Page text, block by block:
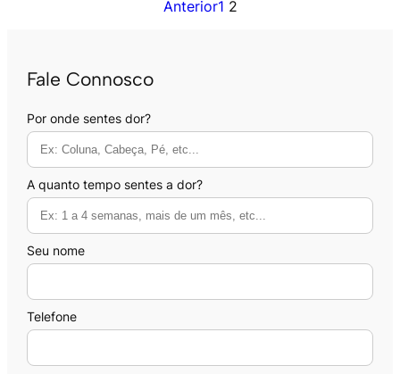
Anterior1 2
Fale Connosco
Por onde sentes dor?
A quanto tempo sentes a dor?
Seu nome
Telefone